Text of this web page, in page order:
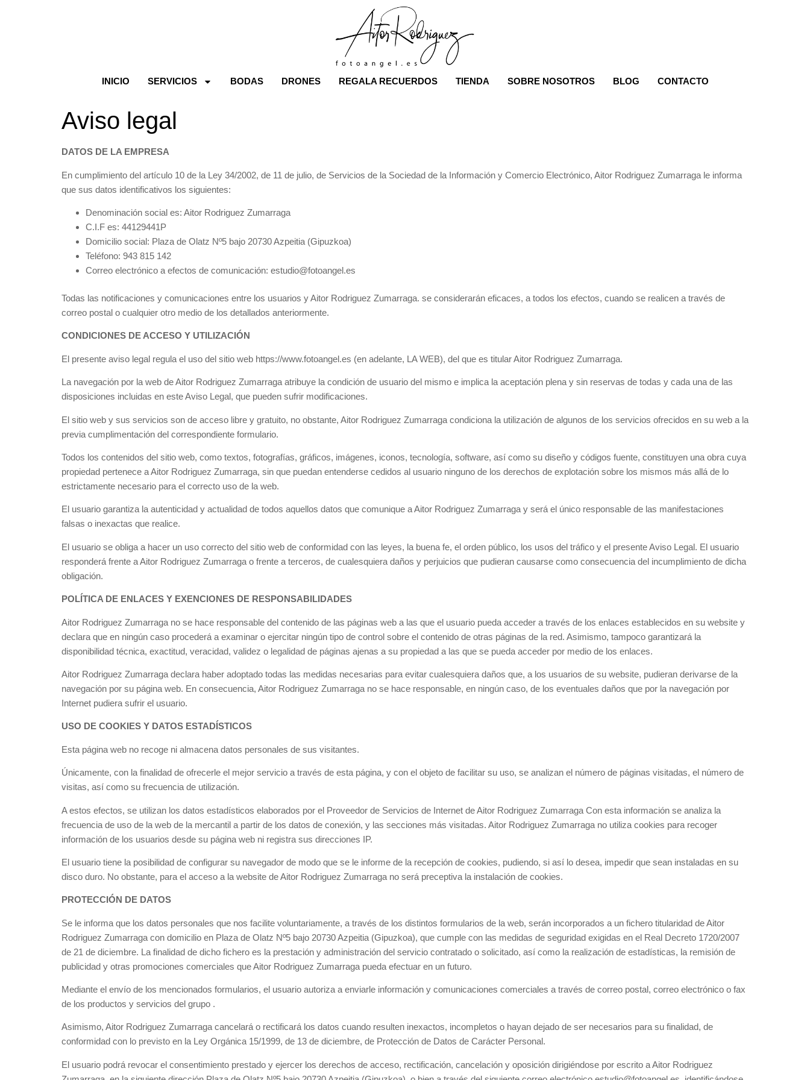
INICIO SERVICIOS BODAS DRONES REGALA RECUERDOS TIENDA SOBRE NOSOTROS BLOG CONTACTO
Aviso legal
DATOS DE LA EMPRESA
En cumplimiento del artículo 10 de la Ley 34/2002, de 11 de julio, de Servicios de la Sociedad de la Información y Comercio Electrónico, Aitor Rodriguez Zumarraga le informa
que sus datos identificativos los siguientes:
Denominación social es: Aitor Rodriguez Zumarraga
C.I.F es: 44129441P
Domicilio social: Plaza de Olatz Nº5 bajo 20730 Azpeitia (Gipuzkoa)
Teléfono: 943 815 142
Correo electrónico a efectos de comunicación: estudio@fotoangel.es
Todas las notificaciones y comunicaciones entre los usuarios y Aitor Rodriguez Zumarraga. se considerarán eficaces, a todos los efectos, cuando se realicen a través de
correo postal o cualquier otro medio de los detallados anteriormente.
CONDICIONES DE ACCESO Y UTILIZACIÓN
El presente aviso legal regula el uso del sitio web https://www.fotoangel.es (en adelante, LA WEB), del que es titular Aitor Rodriguez Zumarraga.
La navegación por la web de Aitor Rodriguez Zumarraga atribuye la condición de usuario del mismo e implica la aceptación plena y sin reservas de todas y cada una de las
disposiciones incluidas en este Aviso Legal, que pueden sufrir modificaciones.
El sitio web y sus servicios son de acceso libre y gratuito, no obstante, Aitor Rodriguez Zumarraga condiciona la utilización de algunos de los servicios ofrecidos en su web a la
previa cumplimentación del correspondiente formulario.
Todos los contenidos del sitio web, como textos, fotografías, gráficos, imágenes, iconos, tecnología, software, así como su diseño y códigos fuente, constituyen una obra cuya
propiedad pertenece a Aitor Rodriguez Zumarraga, sin que puedan entenderse cedidos al usuario ninguno de los derechos de explotación sobre los mismos más allá de lo
estrictamente necesario para el correcto uso de la web.
El usuario garantiza la autenticidad y actualidad de todos aquellos datos que comunique a Aitor Rodriguez Zumarraga y será el único responsable de las manifestaciones
falsas o inexactas que realice.
El usuario se obliga a hacer un uso correcto del sitio web de conformidad con las leyes, la buena fe, el orden público, los usos del tráfico y el presente Aviso Legal. El usuario
responderá frente a Aitor Rodriguez Zumarraga o frente a terceros, de cualesquiera daños y perjuicios que pudieran causarse como consecuencia del incumplimiento de dicha
obligación.
POLÍTICA DE ENLACES Y EXENCIONES DE RESPONSABILIDADES
Aitor Rodriguez Zumarraga no se hace responsable del contenido de las páginas web a las que el usuario pueda acceder a través de los enlaces establecidos en su website y
declara que en ningún caso procederá a examinar o ejercitar ningún tipo de control sobre el contenido de otras páginas de la red. Asimismo, tampoco garantizará la
disponibilidad técnica, exactitud, veracidad, validez o legalidad de páginas ajenas a su propiedad a las que se pueda acceder por medio de los enlaces.
Aitor Rodriguez Zumarraga declara haber adoptado todas las medidas necesarias para evitar cualesquiera daños que, a los usuarios de su website, pudieran derivarse de la
navegación por su página web. En consecuencia, Aitor Rodriguez Zumarraga no se hace responsable, en ningún caso, de los eventuales daños que por la navegación por
Internet pudiera sufrir el usuario.
USO DE COOKIES Y DATOS ESTADÍSTICOS
Esta página web no recoge ni almacena datos personales de sus visitantes.
Únicamente, con la finalidad de ofrecerle el mejor servicio a través de esta página, y con el objeto de facilitar su uso, se analizan el número de páginas visitadas, el número de
visitas, así como su frecuencia de utilización.
A estos efectos, se utilizan los datos estadísticos elaborados por el Proveedor de Servicios de Internet de Aitor Rodriguez Zumarraga Con esta información se analiza la
frecuencia de uso de la web de la mercantil a partir de los datos de conexión, y las secciones más visitadas. Aitor Rodriguez Zumarraga no utiliza cookies para recoger
información de los usuarios desde su página web ni registra sus direcciones IP.
El usuario tiene la posibilidad de configurar su navegador de modo que se le informe de la recepción de cookies, pudiendo, si así lo desea, impedir que sean instaladas en su
disco duro. No obstante, para el acceso a la website de Aitor Rodriguez Zumarraga no será preceptiva la instalación de cookies.
PROTECCIÓN DE DATOS
Se le informa que los datos personales que nos facilite voluntariamente, a través de los distintos formularios de la web, serán incorporados a un fichero titularidad de Aitor
Rodriguez Zumarraga con domicilio en Plaza de Olatz Nº5 bajo 20730 Azpeitia (Gipuzkoa), que cumple con las medidas de seguridad exigidas en el Real Decreto 1720/2007
de 21 de diciembre. La finalidad de dicho fichero es la prestación y administración del servicio contratado o solicitado, así como la realización de estadísticas, la remisión de
publicidad y otras promociones comerciales que Aitor Rodriguez Zumarraga pueda efectuar en un futuro.
Mediante el envío de los mencionados formularios, el usuario autoriza a enviarle información y comunicaciones comerciales a través de correo postal, correo electrónico o fax
de los productos y servicios del grupo .
Asimismo, Aitor Rodriguez Zumarraga cancelará o rectificará los datos cuando resulten inexactos, incompletos o hayan dejado de ser necesarios para su finalidad, de
conformidad con lo previsto en la Ley Orgánica 15/1999, de 13 de diciembre, de Protección de Datos de Carácter Personal.
El usuario podrá revocar el consentimiento prestado y ejercer los derechos de acceso, rectificación, cancelación y oposición dirigiéndose por escrito a Aitor Rodriguez